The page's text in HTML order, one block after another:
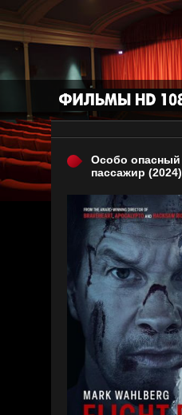
Особо опасный
пассажир (2024)